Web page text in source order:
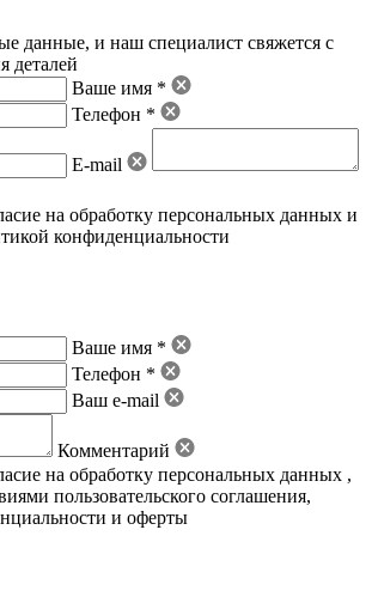
данные, и наш специалист свяжется с
деталей
Ваше имя *
Телефон *
E-mail
на обработку персональных данных и
конфиденциальности
Ваше имя *
Телефон *
Ваш e-mail
Комментарий
на обработку персональных данных ,
пользовательского соглашения,
и оферты